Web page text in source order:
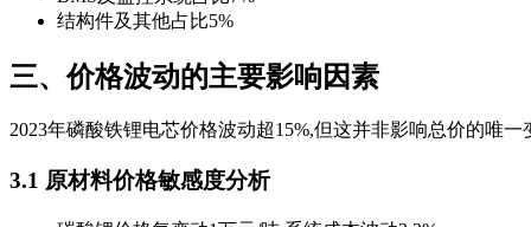
结构件及其他占比5%
三、价格波动的主要影响因素
2023年磷酸铁锂电芯价格波动超15%,但这并非影响总价的唯一
3.1 原材料价格敏感度分析